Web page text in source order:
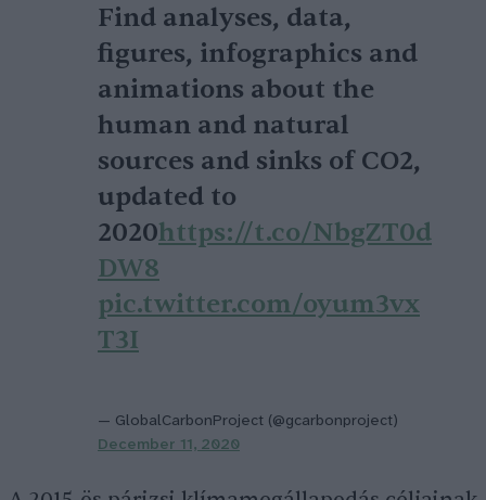
Find analyses, data,
figures, infographics and
animations about the
human and natural
sources and sinks of CO2,
updated to
2020https://t.co/NbgZT0d
DW8
pic.twitter.com/oyum3vx
T3I
— GlobalCarbonProject (@gcarbonproject)
December 11, 2020